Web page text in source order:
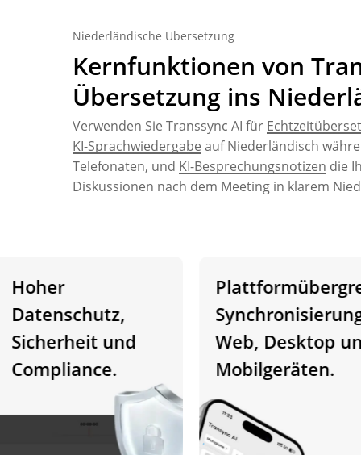
Niederländische Übersetzung
Kernfunktionen von
Übersetzung ins
Verwenden Sie Transsync AI für
KI-Sprachwiedergabe auf Niederländisch
Telefonaten, und KI-Besprechungsnotizen die
Diskussionen nach dem Meeting in klarem
und
Synchronisierung
Web, Desktop und
Mobilgeräten.